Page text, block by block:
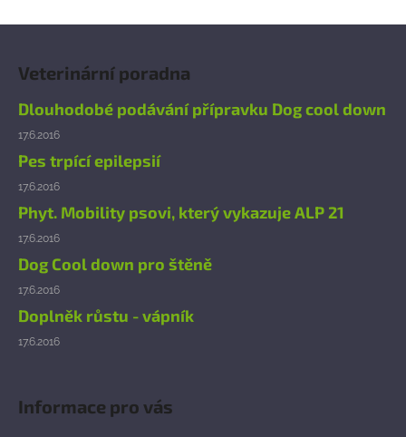
Veterinární poradna
Dlouhodobé podávání přípravku Dog cool down
17.6.2016
Pes trpící epilepsií
17.6.2016
Phyt. Mobility psovi, který vykazuje ALP 21
17.6.2016
Dog Cool down pro štěně
17.6.2016
Doplněk růstu - vápník
17.6.2016
Informace pro vás